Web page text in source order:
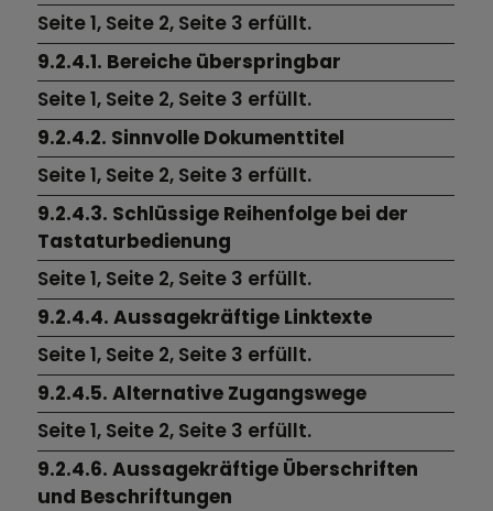
Seite 1, Seite 2, Seite 3 erfüllt.
9.2.4.1. Bereiche überspringbar
Seite 1, Seite 2, Seite 3 erfüllt.
9.2.4.2. Sinnvolle Dokumenttitel
Seite 1, Seite 2, Seite 3 erfüllt.
9.2.4.3. Schlüssige Reihenfolge bei der
Tastaturbedienung
Seite 1, Seite 2, Seite 3 erfüllt.
9.2.4.4. Aussagekräftige Linktexte
Seite 1, Seite 2, Seite 3 erfüllt.
9.2.4.5. Alternative Zugangswege
Seite 1, Seite 2, Seite 3 erfüllt.
9.2.4.6. Aussagekräftige Überschriften
und Beschriftungen